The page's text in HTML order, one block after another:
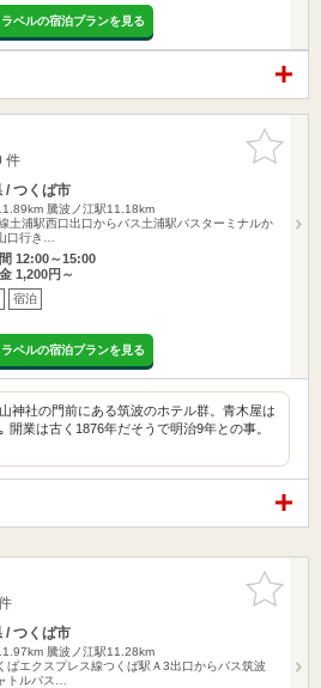
ベルの宿泊プランを見る
お気に入
りに追加
件
/ つくば市
騰波ノ江駅11.18km
土浦駅西口出口からバス土浦駅バスターミナルか
口行き…
12:00～15:00
1,200円～
宿泊
ベルの宿泊プランを見る
神社の門前にある筑波のホテル群。青木屋は
開業は古く1876年だそうで明治9年との事。
お気に入
りに追加
/ つくば市
騰波ノ江駅11.28km
ばエクスプレス線つくば駅Ａ3出口からバス筑波
トルバス…